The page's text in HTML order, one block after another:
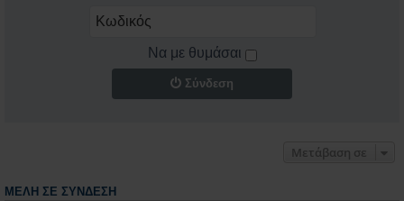
Να με θυμάσαι
Σύνδεση
Μετάβαση σε
ΜΈΛΗ ΣΕ ΣΎΝΔΕΣΗ